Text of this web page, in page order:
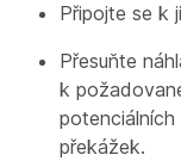
Připojte se k
Přesuňte
k
překážek.